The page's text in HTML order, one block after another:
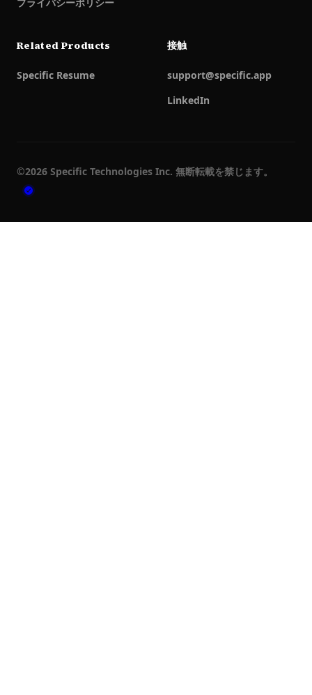
Related Products
Specific Resume
接触
support@specific.app
LinkedIn
©2026 Specific Technologies Inc. 無断転載を禁じます。